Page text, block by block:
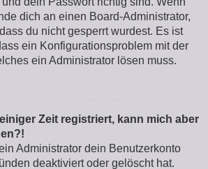
dich an einen Board-Administrator,
du nicht gesperrt wurdest. Es ist
ein Konfigurationsproblem mit der
ein Administrator lösen muss.
Zeit registriert, kann mich aber
Administrator dein Benutzerkonto
deaktiviert oder gelöscht hat.